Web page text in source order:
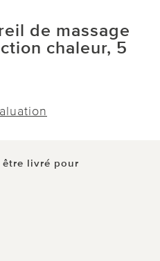
de massage
chaleur, 5
livré pour